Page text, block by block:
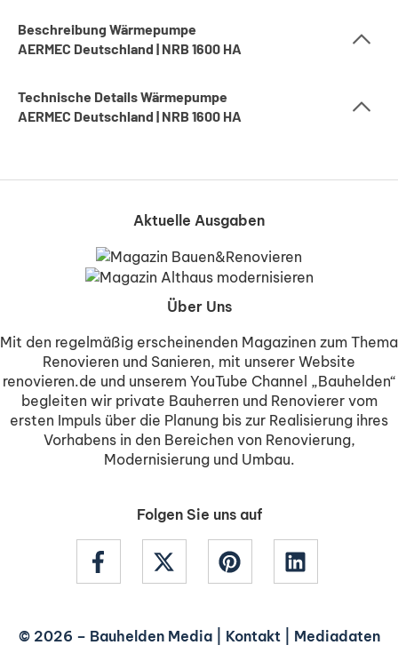
Beschreibung Wärmepumpe
AERMEC Deutschland | NRB 1600 HA
Technische Details Wärmepumpe
AERMEC Deutschland | NRB 1600 HA
Aktuelle Ausgaben
Über Uns
Mit den regelmäßig erscheinenden Magazinen zum Thema
Renovieren und Sanieren, mit unserer Website
renovieren.de und unserem YouTube Channel „Bauhelden“
begleiten wir private Bauherren und Renovierer vom
ersten Impuls über die Planung bis zur Realisierung ihres
Vorhabens in den Bereichen von Renovierung,
Modernisierung und Umbau.
Folgen Sie uns auf
© 2026 – Bauhelden Media| Kontakt| Mediadaten